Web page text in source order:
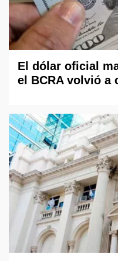
El dólar oficial
el BCRA volvió a